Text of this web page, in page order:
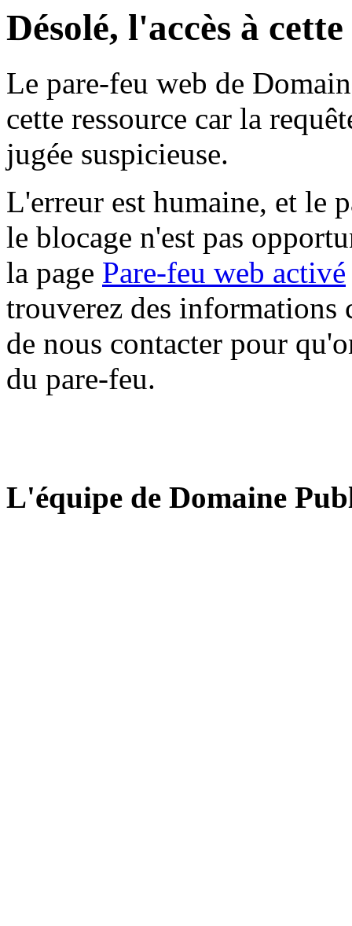
Désolé, l'accès à
Le pare-feu web de
cette ressource car la
jugée suspicieuse.
L'erreur est humaine, et le
le blocage n'est pas
la page Pare-feu web activé
trouverez des informations
de nous contacter pour
du pare-feu.
L'équipe de Domaine